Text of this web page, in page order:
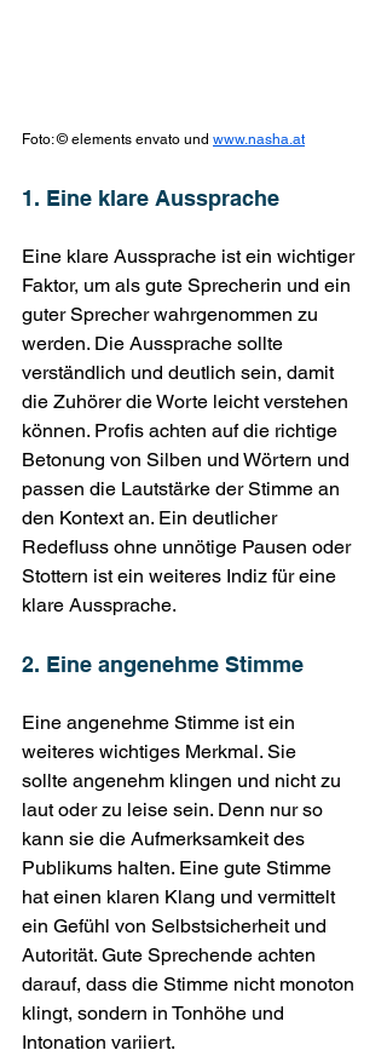
Foto: © elements envato und www.nasha.at
1. Eine klare Aussprache
Eine klare Aussprache ist ein wichtiger
Faktor, um als gute Sprecherin und ein
guter Sprecher wahrgenommen zu
werden. Die Aussprache sollte
verständlich und deutlich sein, damit
die Zuhörer die Worte leicht verstehen
können. Profis achten auf die richtige
Betonung von Silben und Wörtern und
passen die Lautstärke der Stimme an
den Kontext an. Ein deutlicher
Redefluss ohne unnötige Pausen oder
Stottern ist ein weiteres Indiz für eine
klare Aussprache.
2. Eine angenehme Stimme
Eine angenehme Stimme ist ein
weiteres wichtiges Merkmal. Sie
sollte angenehm klingen und nicht zu
laut oder zu leise sein. Denn nur so
kann sie die Aufmerksamkeit des
Publikums halten. Eine gute Stimme
hat einen klaren Klang und vermittelt
ein Gefühl von Selbstsicherheit und
Autorität. Gute Sprechende achten
darauf, dass die Stimme nicht monoton
klingt, sondern in Tonhöhe und
Intonation variiert.